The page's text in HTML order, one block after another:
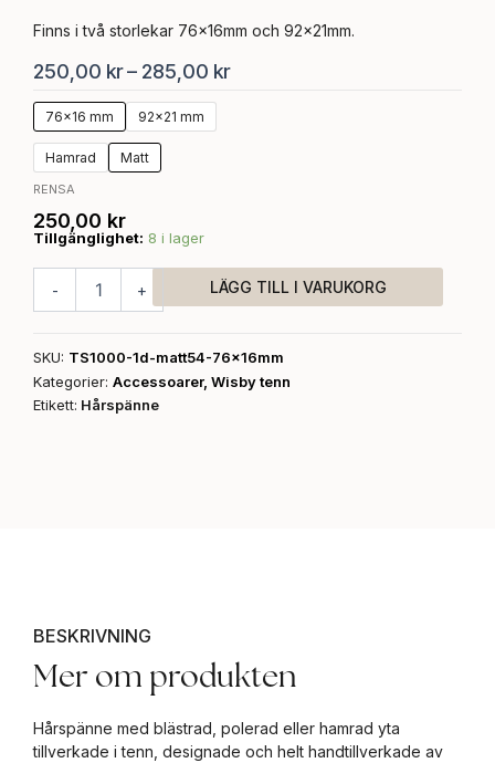
Finns i två storlekar 76x16mm och 92x21mm.
250,00 kr– 285,00 krPrisintervall:
76x16 mm 92x21 mm
Hamrad Matt
RENSA
250,00 kr
Tillgänglighet: 8 i lager
-
Hårspänne
mängd
+ LÄGG TILL I VARUKORG
SKU: TS1000-1d-matt54-76x16mm
Kategorier: Accessoarer, Wisby tenn
Etikett: Hårspänne
BESKRIVNING
Mer om produkten
Hårspänne med blästrad, polerad eller hamrad yta
tillverkade i tenn, designade och helt handtillverkade av